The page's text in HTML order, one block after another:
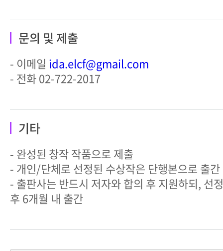
문의 및 제출
- 이메일 ida.elcf@gmail.com
- 전화 02-722-2017
기타
- 완성된 창작 작품으로 제출
- 개인/단체로 선정된 수상작은 단행본으로 출
- 출판사는 반드시 저자와 합의 후 지원하되, 선
후 6개월 내 출간